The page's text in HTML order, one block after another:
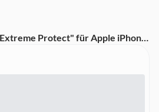
Protect" für Apple iPhone